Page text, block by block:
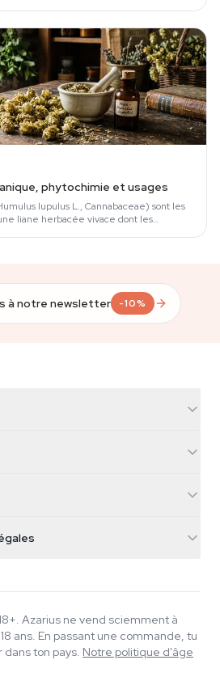
phytochimie et usages
lupulus L., Cannabaceae) sont les
liane herbacée vivace dont les
à notre newsletter -10%
Azarius ne vend sciemment à
ans. En passant une commande, tu
ton pays. Notre politique d'âge